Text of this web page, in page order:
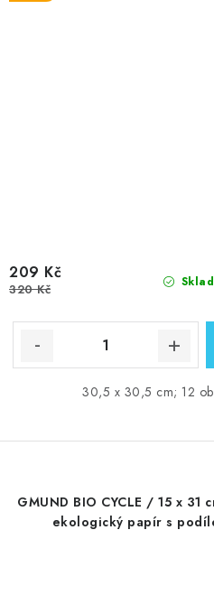
209 Kč
320 Kč
30,5 x 30,5 cm; 12
GMUND BIO CYCLE / 15 x
ekologický papír s